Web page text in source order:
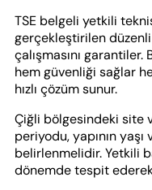
TSE belgeli yetkili
gerçekleştirilen
çalışmasını
hem güvenliği sağlar
hızlı çözüm sunur.
Çiğli bölgesindeki site
periyodu, yapının
belirlenmelidir. Yetkili
dönemde tespit ederek